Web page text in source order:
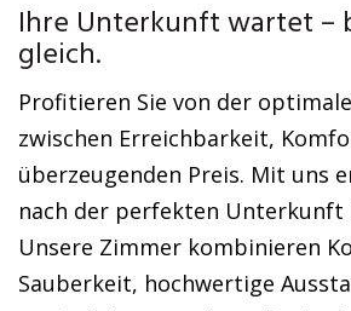
Ihre Unterkunft wartet –
gleich.
Profitieren Sie von der
zwischen Erreichbarkeit,
überzeugenden Preis. Mit uns
nach der perfekten Unterkunft
Unsere Zimmer kombinieren
Sauberkeit, hochwertige